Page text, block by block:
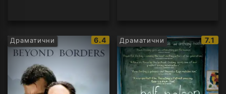
Драматични
IMDb
рейтинг:
6.4 Драматични
IMDb
7.1